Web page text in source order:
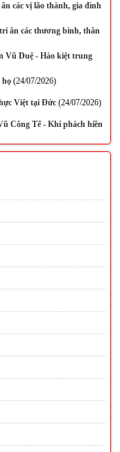
các vị lão thành, gia đình
ân các thương binh, thân
Vũ Duệ - Hào kiệt trung
(24/07/2026)
Việt tại Đức(24/07/2026)
Công Tể - Khí phách hiền